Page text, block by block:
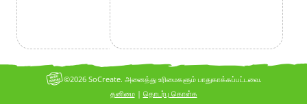
தனிமை| தொடர்பு கொள்க
©2026 SoCreate. அனைத்து உரிமைகளும் பாதுகாக்கப்பட்டவை.